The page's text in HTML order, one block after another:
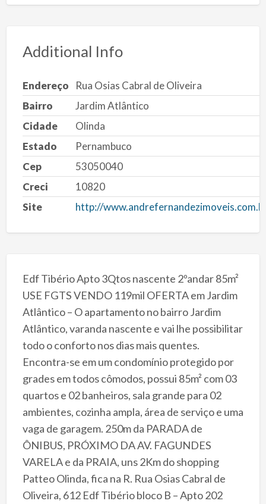
Additional Info
Endereço
Rua Osias Cabral de Oliveira
Bairro
Jardim Atlântico
Cidade
Olinda
Estado
Pernambuco
Cep
53050040
Creci
10820
Site
http://
Edf Tibério Apto 3Qtos nascente 2ºandar 85m²
USE FGTS VENDO 119mil OFERTA em Jardim
Atlântico – O apartamento no bairro Jardim
Atlântico, varanda nascente e vai lhe possibilitar
todo o conforto nos dias mais quentes.
Encontra-se em um condomínio protegido por
grades em todos cômodos, possui 85m² com 03
quartos e 02 banheiros, sala grande para 02
ambientes, cozinha ampla, área de serviço e uma
vaga de garagem. 250m da PARADA de
ÔNIBUS, PRÓXIMO DA AV. FAGUNDES
VARELA e da PRAIA, uns 2Km do shopping
Patteo Olinda, fica na R. Rua Osias Cabral de
Oliveira, 612 Edf Tibério bloco B – Apto 202